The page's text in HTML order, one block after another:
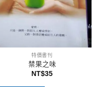
特價書刊
禁果之味
NT$35